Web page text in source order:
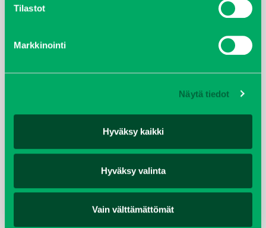
Tilastot
Markkinointi
Näytä tiedot
Hyväksy kaikki
Hyväksy valinta
Vain välttämättömät
helmikuu 2019
elokuu 2018